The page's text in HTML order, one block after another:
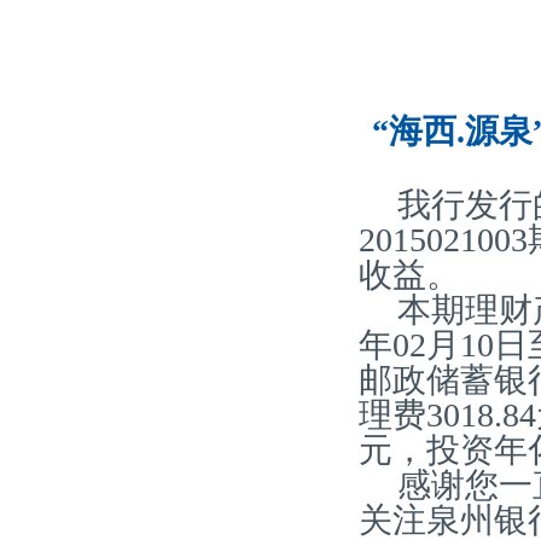
“海西.源
我行发行
收益。
本期理财
年02月10
邮政储蓄银
理费
元，投资年
感谢您
关注泉州银